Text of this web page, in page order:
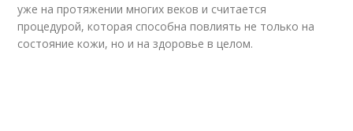
уже на протяжении многих веков и считается
процедурой, которая способна повлиять не только на
состояние кожи, но и на здоровье в целом.